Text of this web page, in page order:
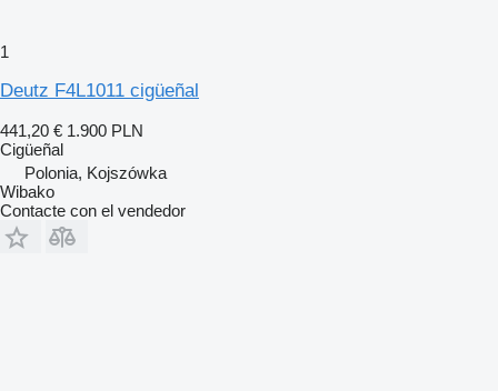
1
Deutz F4L1011 cigüeñal
441,20 € 1.900 PLN
Cigüeñal
Polonia, Kojszówka
Wibako
Contacte con el vendedor